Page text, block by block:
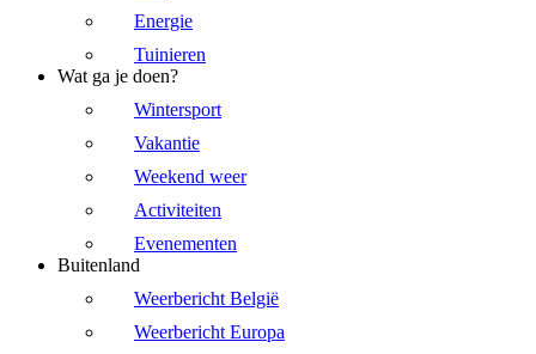
Energie
Tuinieren
Wat ga je doen?
Wintersport
Vakantie
Weekend weer
Activiteiten
Evenementen
Buitenland
Weerbericht België
Weerbericht Europa